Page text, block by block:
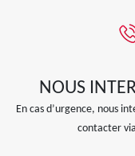
NOUS
En cas d’urgence, nous
contacter